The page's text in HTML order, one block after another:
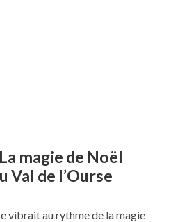
magie de Noël
Val de l’Ourse
vibrait au rythme de la magie